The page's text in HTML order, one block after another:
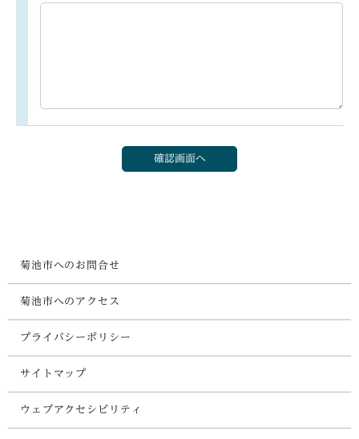
菊池市へのお問合せ
菊池市へのアクセス
プライバシーポリシー
サイトマップ
ウェブアクセシビリティ